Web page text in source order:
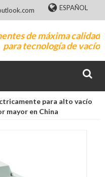
ESPAÑOL
de máxima calidad
para tecnología de vacío
para alto vacío
mayor en China